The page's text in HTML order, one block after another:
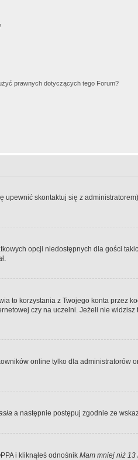
prawnych dotyczących tego Forum?
upewnić skontaktuj się z
opcji niedostępnych dla gości
to korzystania z Twojego konta przez
czy na uczelni. Jeżeli nie
online tylko dla administratorów
a następnie postępuj zgodnie ze
i kliknąłeś odnośnik Mam mniej niż 13